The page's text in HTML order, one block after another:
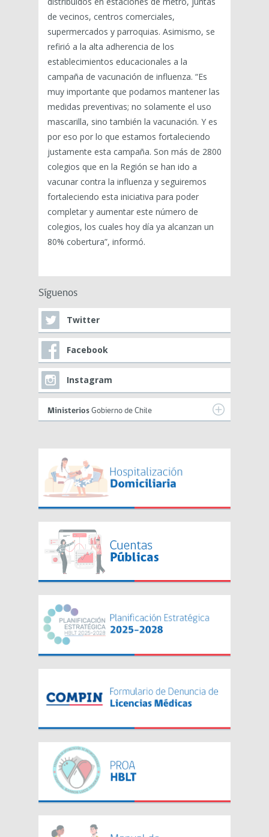
de vecinos, centros comerciales,
supermercados y parroquias. Asimismo, se
refirió a la alta adherencia de los
establecimientos educacionales a la
campaña de vacunación de influenza. “Es
muy importante que podamos mantener las
medidas preventivas; no solamente el uso
mascarilla, sino también la vacunación. Y es
por eso por lo que estamos fortaleciendo
justamente esta campaña. Son más de 2800
colegios que en la Región se han ido a
vacunar contra la influenza y seguiremos
fortaleciendo esta iniciativa para poder
completar y aumentar este número de
colegios, los cuales hoy día ya alcanzan un
80% cobertura”, informó.
Síguenos
Twitter
Facebook
Instagram
Ministerios Gobierno de Chile